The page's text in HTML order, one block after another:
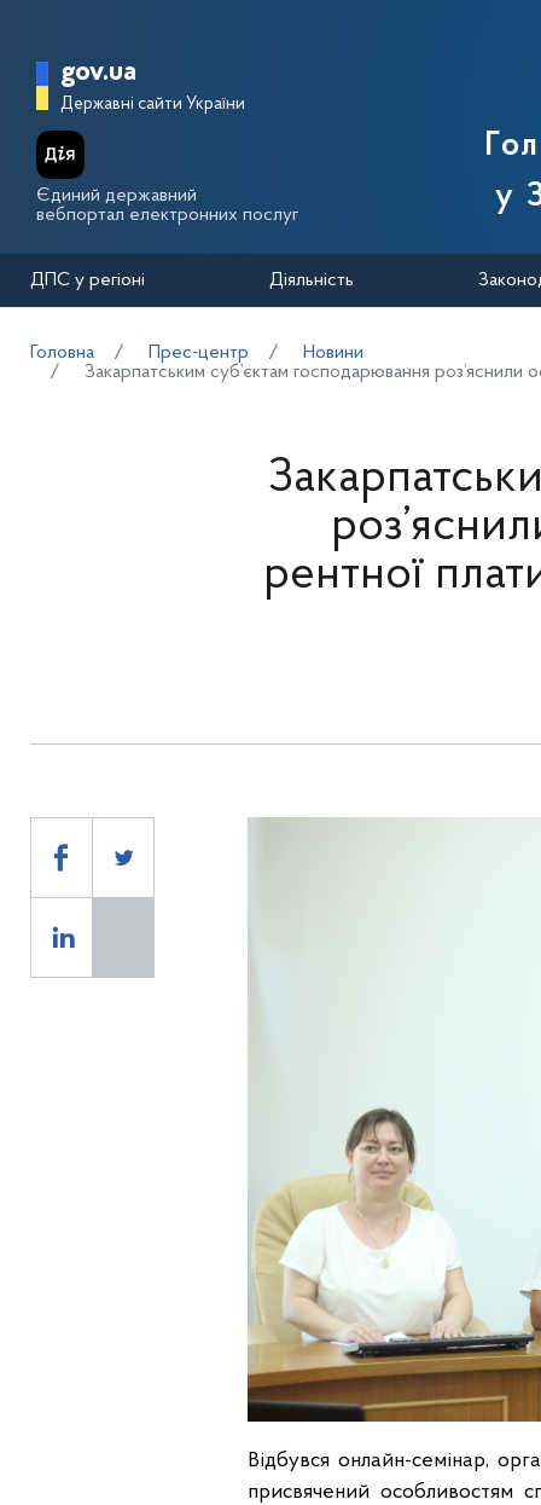
Головна сторінка Державної
gov.ua
Державні сайти України
Єдиний державний
вебпортал електронних послуг
у
ДПС у регіоні Діяльність
Головна Прес-центр
Новини
Закарпатським суб’єктам господарювання роз’яснили
рентної
Відбувся онлайн-семінар,
присвячений особливостям